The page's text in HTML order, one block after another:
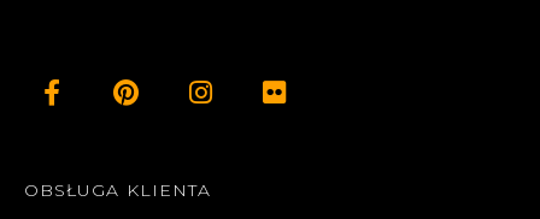
OBSŁUGA KLIENTA